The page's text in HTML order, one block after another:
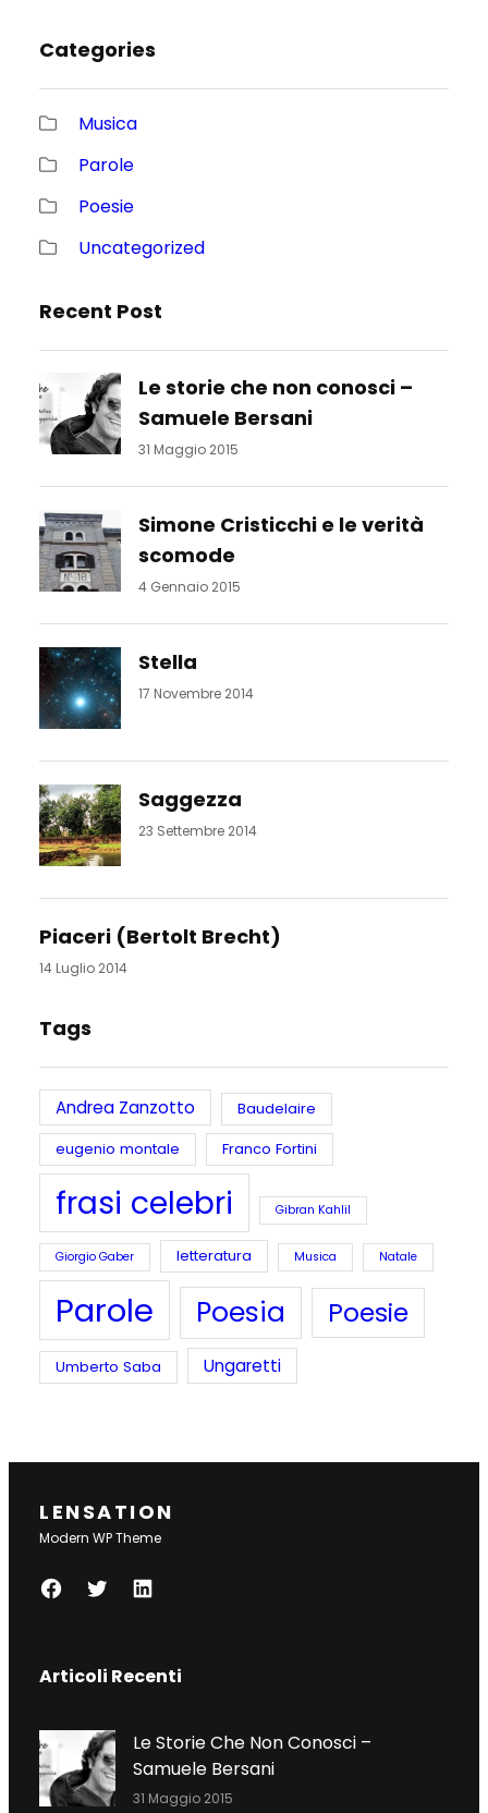
Categories
Musica
Parole
Poesie
Uncategorized
Recent Post
Le storie che non conosci –
Samuele Bersani
31 Maggio 2015
Simone Cristicchi e le verità
scomode
4 Gennaio 2015
Stella
17 Novembre 2014
Saggezza
23 Settembre 2014
Piaceri (Bertolt Brecht)
14 Luglio 2014
Tags
Andrea Zanzotto
Baudelaire
eugenio montale
Franco Fortini
frasi celebri Gibran Kahlil
Giorgio Gaber letteratura Musica Natale
Parole Poesia Poesie
Umberto Saba Ungaretti
LENSATION
Modern WP Theme
F
E
O
O
K
T
T
E
R
L
K
N
Articoli Recenti
Le Storie Che Non Conosci –
Samuele Bersani
31 Maggio 2015